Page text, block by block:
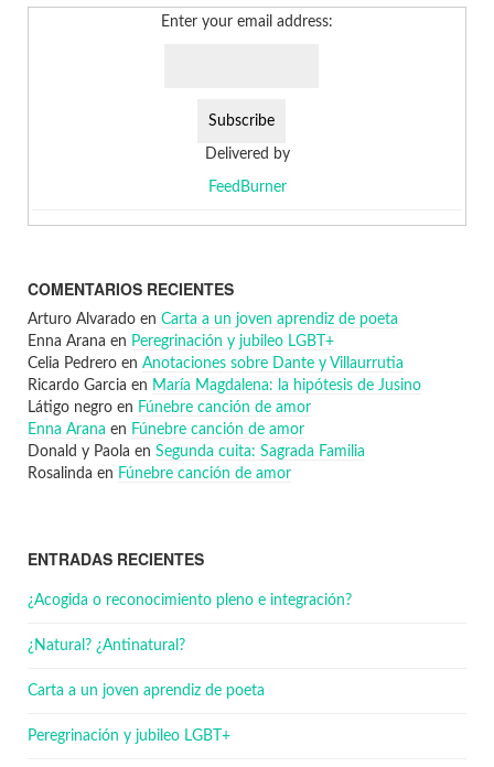
Enter your email address:
Delivered by
FeedBurner
COMENTARIOS RECIENTES
Arturo Alvarado en Carta a un joven aprendiz de poeta
Enna Arana en Peregrinación y jubileo LGBT+
Celia Pedrero en Anotaciones sobre Dante y Villaurrutia
Ricardo Garcia en María Magdalena: la hipótesis de Jusino
Látigo negro en Fúnebre canción de amor
Enna Arana en Fúnebre canción de amor
Donald y Paola en Segunda cuita: Sagrada Familia
Rosalinda en Fúnebre canción de amor
ENTRADAS RECIENTES
¿Acogida o reconocimiento pleno e integración?
¿Natural? ¿Antinatural?
Carta a un joven aprendiz de poeta
Peregrinación y jubileo LGBT+